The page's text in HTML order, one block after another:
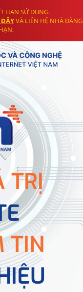
HẠN SỬ DỤNG.
VÀ LIÊN HỆ NHÀ ĐĂNG
TRỊ
TIN